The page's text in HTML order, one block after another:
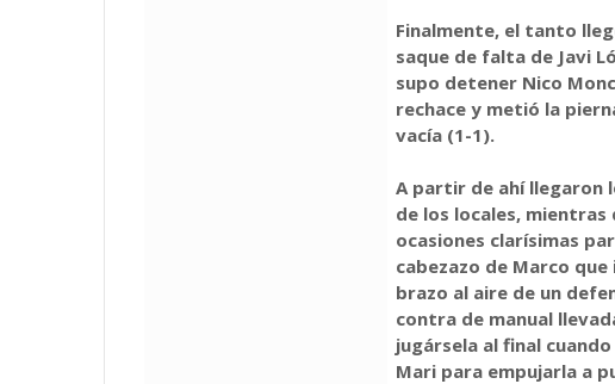
Finalmente, el tanto
saque de falta de Javi
supo detener Nico
rechace y metió la
vacía (1-1).
A partir de ahí llegaron
de los locales, mientras
ocasiones clarísimas
cabezazo de Marco
brazo al aire de un
contra de manual
jugársela al final
Mari para empujarla a